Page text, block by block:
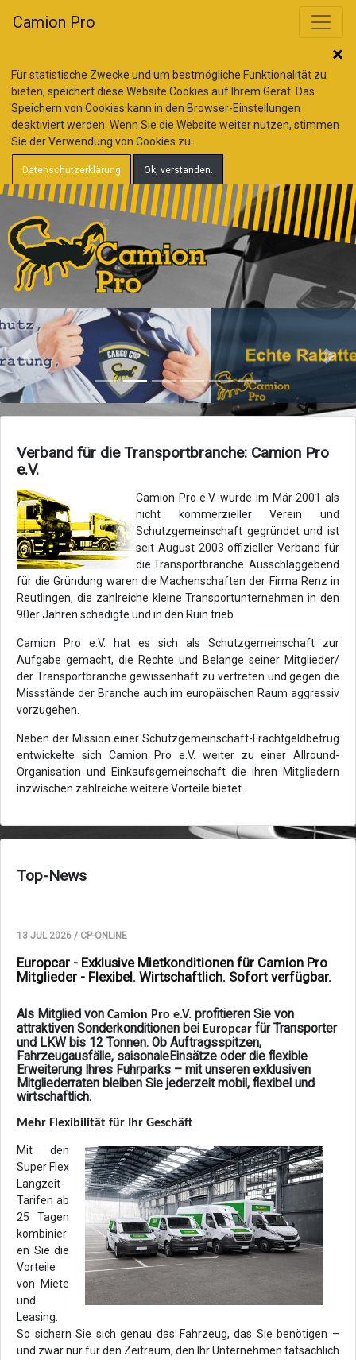
Für statistische Zwecke und um bestmögliche Funktionalität zu
bieten, speichert diese Website Cookies auf Ihrem Gerät. Das
Speichern von Cookies kann in den Browser-Einstellungen
deaktiviert werden. Wenn Sie die Website weiter nutzen, stimmen
Sie der Verwendung von Cookies zu.
Datenschutzerklärung Ok, verstanden.
Camion Pro
Zurück Vor
Verband für die Transportbranche: Camion Pro
e.V.
Camion Pro e.V. wurde im Mär 2001 als
nicht kommerzieller Verein und
Schutzgemeinschaft gegründet und ist
seit August 2003 offizieller Verband für
die Transportbranche. Ausschlaggebend
für die Gründung waren die Machenschaften der Firma Renz in
Reutlingen, die zahlreiche kleine Transportunternehmen in den
90er Jahren schädigte und in den Ruin trieb.
Camion Pro e.V. hat es sich als Schutzgemeinschaft zur
Aufgabe gemacht, die Rechte und Belange seiner Mitglieder/
der Transportbranche gewissenhaft zu vertreten und gegen die
Missstände der Branche auch im europäischen Raum aggressiv
vorzugehen.
Neben der Mission einer Schutzgemeinschaft-Frachtgeldbetrug
entwickelte sich Camion Pro e.V. weiter zu einer Allround-
Organisation und Einkaufsgemeinschaft die ihren Mitgliedern
inzwischen zahlreiche weitere Vorteile bietet.
Top-News
13 JUL 2026 / CP-ONLINE
Europcar - Exklusive Mietkonditionen für Camion Pro
Mitglieder - Flexibel. Wirtschaftlich. Sofort verfügbar.
Als Mitglied von Camion Pro e.V. profitieren Sie von
attraktiven Sonderkonditionen bei Europcar für Transporter
und LKW bis 12 Tonnen. Ob Auftragsspitzen,
Fahrzeugausfälle, saisonaleEinsätze oder die flexible
Erweiterung Ihres Fuhrparks – mit unseren exklusiven
Mitgliederraten bleiben Sie jederzeit mobil, flexibel und
wirtschaftlich.
Mehr Flexibilität für Ihr Geschäft
Mit den
Super Flex
Langzeit-
Tarifen ab
25 Tagen
kombinier
en Sie die
Vorteile
von Miete
und
Leasing.
So sichern Sie sich genau das Fahrzeug, das Sie benötigen –
und zwar nur für den Zeitraum, den Ihr Unternehmen tatsächlich